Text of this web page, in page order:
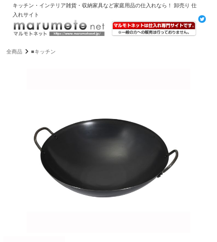
キッチン・インテリア雑貨・収納家具など家庭用品の仕入れなら！ 卸売り 仕
入れサイト
全商品 ■キッチン